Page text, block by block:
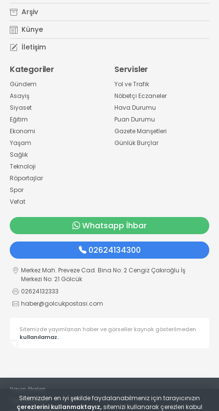
Arşiv
Künye
İletişim
Kategoriler
Gündem
Asayiş
Siyaset
Eğitim
Ekonomi
Yaşam
Sağlık
Teknoloji
Röportajlar
Spor
Vefat
Servisler
Yol ve Trafik
Nöbetçi Eczaneler
Hava Durumu
Puan Durumu
Gazete Manşetleri
Günlük Burçlar
Whatsapp İhbar
02624134300
Merkez Mah. Preveze Cad. Bina No: 2 Cengiz Çakıroğlu İş
Merkezi No: 21 Gölcük
02624132333
haber@golcukpostasi.com
Sitemizde yayımlanan haber ve görseller kaynak gösterilmeden
kullanılamaz.
Yayın İlkeleri
Veri Politikası
Sitemizden en iyi şekilde faydalanabilmeniz için tarayıcınızın
çerezlerini kullanmaktayız, sitemizi kullanarak çerezleri kabul